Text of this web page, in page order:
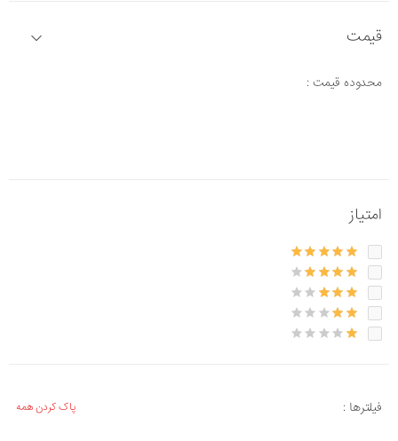
قیمت
محدوده قیمت :
امتیاز
فیلترها : پاک کردن همه